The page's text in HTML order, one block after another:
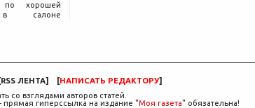
по хорошей
салоне
между
и
[RSS ЛЕНТА] [НАПИСАТЬ РЕДАКТОРУ]
со взглядами авторов статей.
прямая гиперссылка на издание "Моя газета" обязательна!